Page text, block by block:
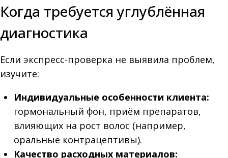
Когда требуется углублённая
диагностика
Если экспресс-проверка не выявила проблем,
изучите:
Индивидуальные особенности клиента:
гормональный фон, приём препаратов,
влияющих на рост волос (например,
оральные контрацептивы).
Качество расходных материалов: